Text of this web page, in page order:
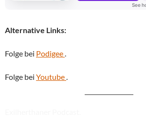
Alternative Links:
Folge bei Podigee.
Folge bei Youtube.